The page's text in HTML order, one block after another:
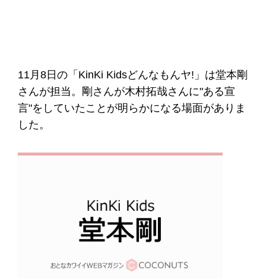
11月8日の「KinKi Kidsどんなもんヤ!」は堂本剛
さんが担当。剛さんが木村拓哉さんに"ある宣
言"をしていたことが明らかになる場面がありま
した。